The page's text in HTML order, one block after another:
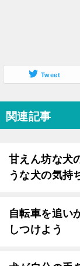
Tweet
関連記事
甘えん坊な犬
うな犬の気持
自転車を追い
しつけよう